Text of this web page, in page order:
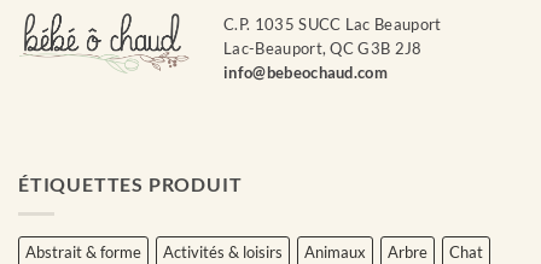
C.P. 1035 SUCC Lac Beauport
Lac-Beauport, QC G3B 2J8
info@bebeochaud.com
ÉTIQUETTES PRODUIT
Abstrait & forme Activités & loisirs Animaux Arbre
Chat